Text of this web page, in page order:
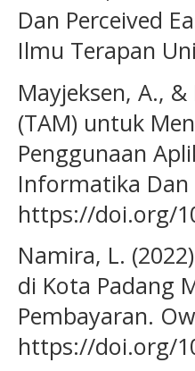
Dan Perceived
Ilmu Terapan
Mayjeksen, A.,
(TAM) untuk
Penggunaan
Informatika Dan
https://doi.org/
Namira, L.
di Kota Padang
Pembayaran.
https://doi.org/